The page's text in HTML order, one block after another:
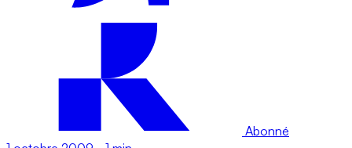
Abonné